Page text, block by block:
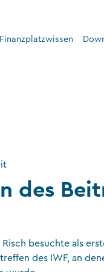
Finanzplatzwissen
des
Risch besuchte als
des IWF, an